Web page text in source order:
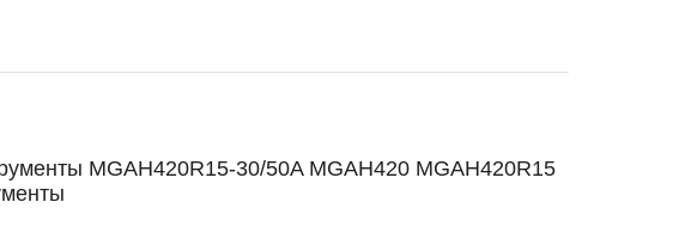
MGAH420R15-30/50A MGAH420 MGAH420R15